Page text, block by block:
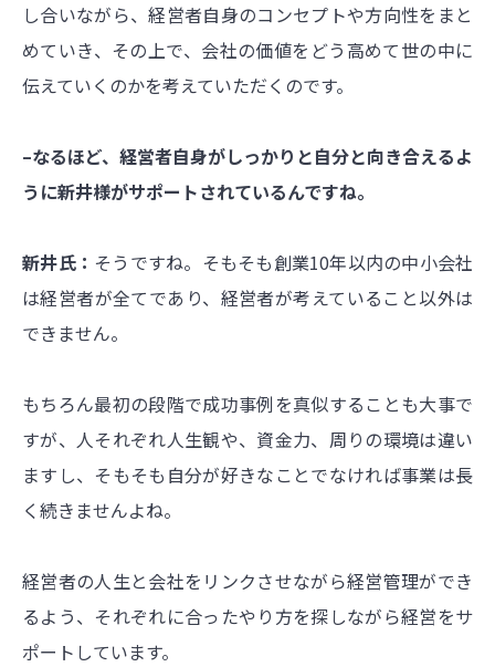
し合いながら、経営者自身のコンセプトや方向性をまと
めていき、その上で、会社の価値をどう高めて世の中に
伝えていくのかを考えていただくのです。
–なるほど、経営者自身がしっかりと自分と向き合えるよ
うに新井様がサポートされているんですね。
新井氏： そうですね。そもそも創業10年以内の中小会社
は経営者が全てであり、経営者が考えていること以外は
できません。
もちろん最初の段階で成功事例を真似することも大事で
すが、人それぞれ人生観や、資金力、周りの環境は違い
ますし、そもそも自分が好きなことでなければ事業は長
く続きませんよね。
経営者の人生と会社をリンクさせながら経営管理ができ
るよう、それぞれに合ったやり方を探しながら経営をサ
ポートしています。